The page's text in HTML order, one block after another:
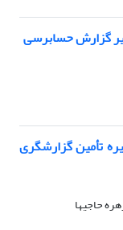
گزارش حسابرسی
تأمین گزارشگری
حاجیها